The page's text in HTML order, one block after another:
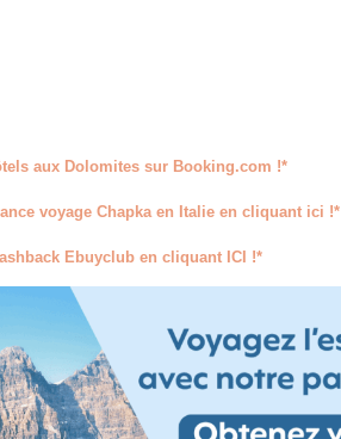
aux Dolomites sur Booking.com !*
voyage Chapka en Italie en cliquant ici !*
Ebuyclub en cliquant ICI !*